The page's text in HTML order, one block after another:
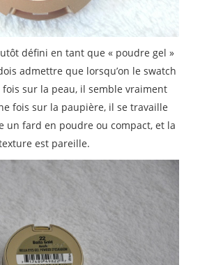
défini en tant que « poudre gel »
admettre que lorsqu’on le swatch
sur la peau, il semble vraiment
fois sur la paupière, il se travaille
un fard en poudre ou compact, et la
est pareille.